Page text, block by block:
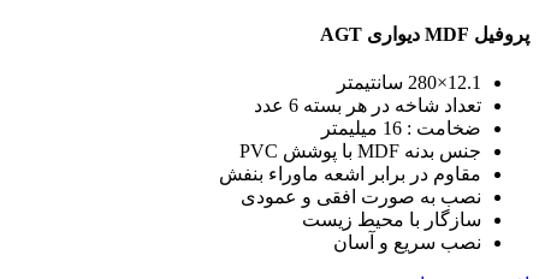
پروفیل MDF دیواری AGT
12.1×280 سانتیمتر
تعداد شاخه در هر بسته 6 عدد
ضخامت : 16 میلیمتر
جنس بدنه MDF با پوشش PVC
مقاوم در برابر اشعه ماوراء بنفش
نصب به صورت افقی و عمودی
سازگار با محیط زیست
نصب سریع و آسان